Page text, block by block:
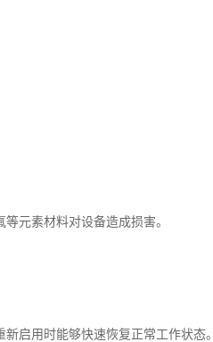
元素材料对设备造成损害。
启用时能够快速恢复正常工作状态。